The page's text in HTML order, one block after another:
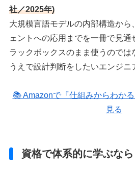
社／2025年)
大規模言語モデルの内部構造から
ェントへの応用までを一冊で見
ラックボックスのまま使うのでは
うえで設計判断をしたいエンジニ
📚 Amazonで『仕組みからわか
見る
資格で体系的に学ぶなら